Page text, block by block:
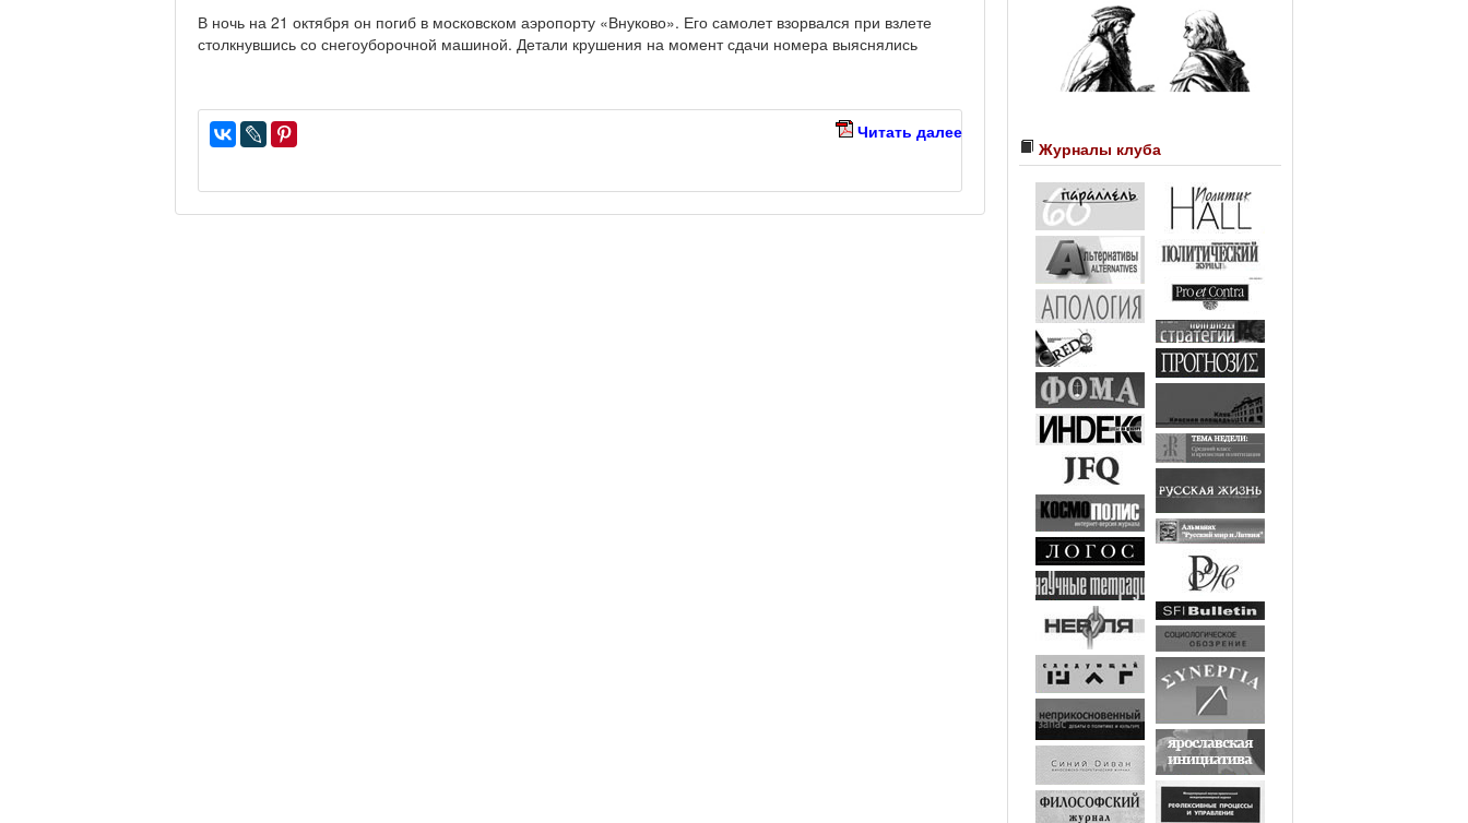
В ночь на 21 октября он погиб в московском аэропорту «Внуково». Его самолет взорвался при взлете
столкнувшись со снегоуборочной машиной. Детали крушения на момент сдачи номера выяснялись
Читать далее
Журналы клуба